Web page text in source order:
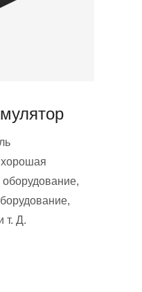
хорошая
т. Д.